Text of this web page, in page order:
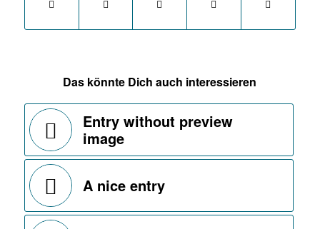
Das könnte Dich auch interessieren
Entry without preview
image
A nice entry